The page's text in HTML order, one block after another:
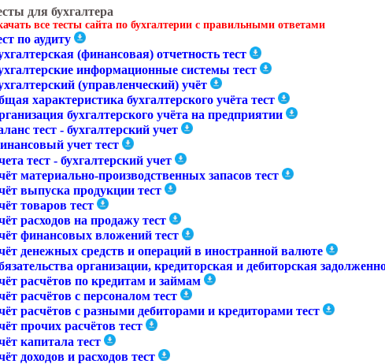
для бухгалтера
все тесты сайта по бухгалтерии с правильными ответами
по аудиту
(финансовая) отчетность тест
информационные системы тест
(управленческий) учёт
характеристика бухгалтерского учёта тест
бухгалтерского учёта на предприятии
тест - бухгалтерский учет
учет тест
тест - бухгалтерский учет
материально-производственных запасов тест
выпуска продукции тест
товаров тест
расходов на продажу тест
финансовых вложений тест
денежных средств и операций в иностранной валюте
организации, кредиторская и дебиторская
расчётов по кредитам и займам
расчётов с персоналом тест
расчётов с разными дебиторами и кредиторами тест
прочих расчётов тест
капитала тест
доходов и расходов тест